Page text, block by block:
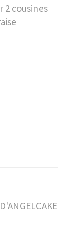
2 cousines